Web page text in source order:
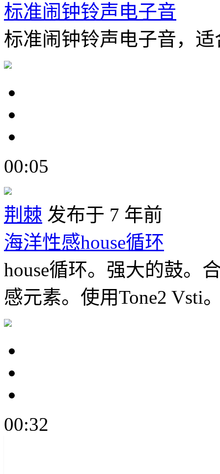
标准闹钟铃声电子音
标准闹钟铃声电子音，
00:05
荆棘 发布于 7 年前
海洋性感house循环
house循环。强大的鼓。
感元素。使用Tone2 Vsti
00:32